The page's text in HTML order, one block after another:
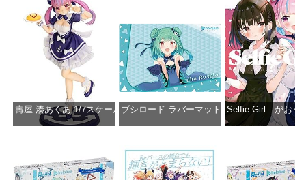
壽屋 湊あくあ 1/7スケール PVC製 塗装済み完成品フィギュア PP942
ブシロード ラバーマットコレクション
Selfie Girl がおう